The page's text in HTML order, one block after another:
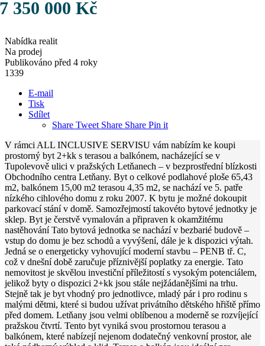
7 350 000 Kč
Nabídka realit
Na prodej
Publikováno před 4 roky
1339
E-mail
Tisk
Sdílet
Share Tweet Share Share Pin it
V rámci ALL INCLUSIVE SERVISU vám nabízím ke koupi
prostorný byt 2+kk s terasou a balkónem, nacházející se v
Tupolevově ulici v pražských Letňanech – v bezprostřední blízkosti
Obchodního centra Letňany. Byt o celkové podlahové ploše 65,43
m2, balkónem 15,00 m2 terasou 4,35 m2, se nachází ve 5. patře
nízkého cihlového domu z roku 2007. K bytu je možné dokoupit
parkovací stání v domě. Samozřejmostí takovéto bytové jednotky je
sklep. Byt je čerstvě vymalován a připraven k okamžitému
nastěhování Tato bytová jednotka se nachází v bezbarié budově –
vstup do domu je bez schodů a vyvýšení, dále je k dispozici výtah.
Jedná se o energeticky vyhovující moderní stavbu – PENB tř. C,
což v dnešní době zaručuje příznivější poplatky za energie. Tato
nemovitost je skvělou investiční příležitostí s vysokým potenciálem,
jelikož byty o dispozici 2+kk jsou stále nejžádanějšími na trhu.
Stejně tak je byt vhodný pro jednotlivce, mladý pár i pro rodinu s
malými dětmi, které si budou užívat privátního dětského hřiště přímo
před domem. Letňany jsou velmi oblíbenou a moderně se rozvíjející
pražskou čtvrtí. Tento byt vyniká svou prostornou terasou a
balkónem, které nabízejí nejenom dodatečný venkovní prostor, ale